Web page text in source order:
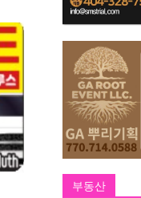
부동산